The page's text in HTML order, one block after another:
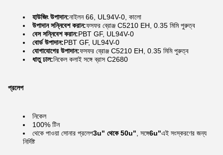
হাউজিং উপাদান:নাইলন 66, UL94V-0, কালো
উপাদান সন্নিবেশ করান:ফসফর ব্রোঞ্জ C5210 EH, 0.35 মিমি পুরুত্ব
বেস সন্নিবেশ করান:PBT GF, UL94V-0
বোর্ড উপাদান:PBT GF, UL94V-0
যোগাযোগের উপাদান:ফসফর ব্রোঞ্জ C5210 EH, 0.35 মিমি পুরুত্ব
ধাতু ঢাল:নিকেল কলাই সঙ্গে ব্রাস C2680
প্রলেপ
নিকেল
100% টিন
থেকে পাওয়া সোনার প্রলেপ3u" থেকে 50u" , সঙ্গে6u"এই সংস্করণের জন্য
নির্দিষ্ট